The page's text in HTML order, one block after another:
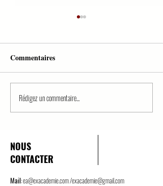
QCM PREMIER TOUR
MAG/EXERCEZ VOUS
Commentaires
Rédigez un commentaire...
NOUS
CONTACTER
Mail:ea@exacademie.com/exacademie@gmail.com